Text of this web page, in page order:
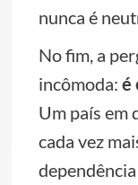
nunca é
No fim, a
incômoda: é
Um país em
cada vez